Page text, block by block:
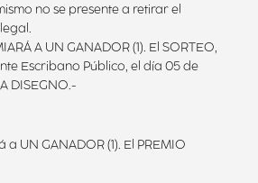
no se presente a retirar el
A UN GANADOR (1). El SORTEO,
Escribano Público, el día 05 de
DISEGNO.-
UN GANADOR (1). El PREMIO